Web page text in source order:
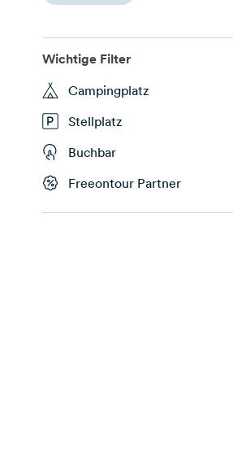
Wichtige Filter
Campingplatz
Stellplatz
Buchbar
Freeontour Partner